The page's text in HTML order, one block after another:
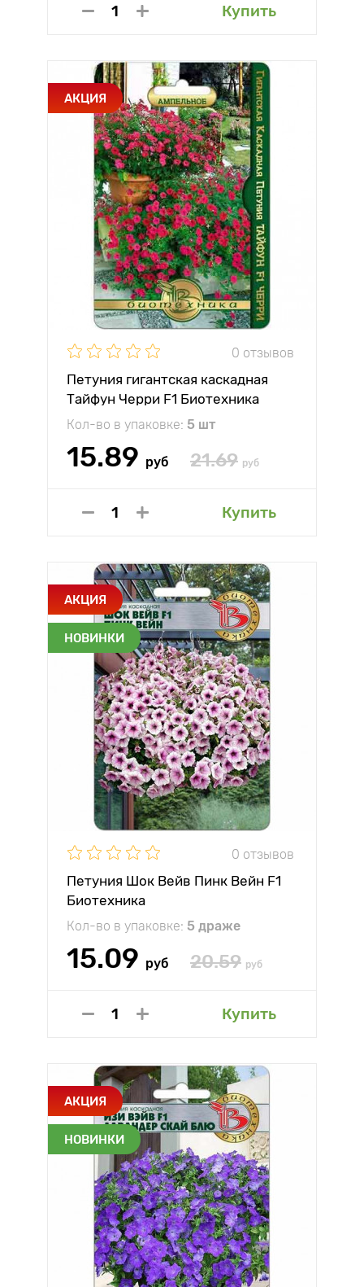
Купить
АКЦИЯ
0 отзывов
Петуния гигантская каскадная
Тайфун Черри F1 Биотехника
Кол-во в упаковке: 5 шт
15.89 руб 21.69 руб
Купить
АКЦИЯ
НОВИНКИ
0 отзывов
Петуния Шок Вейв Пинк Вейн F1
Биотехника
Кол-во в упаковке: 5 драже
15.09 руб 20.59 руб
Купить
АКЦИЯ
НОВИНКИ